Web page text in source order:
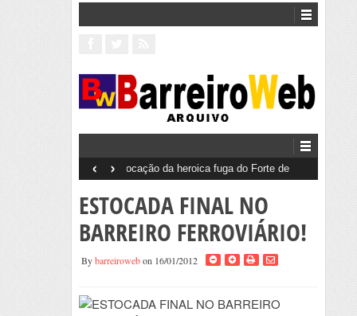
Barreiro 50 Anos 25 de Abril
‹ ›
ESTOCADA FINAL NO
BARREIRO FERROVIÁRIO!
Bybarreirowebon 16/01/2012